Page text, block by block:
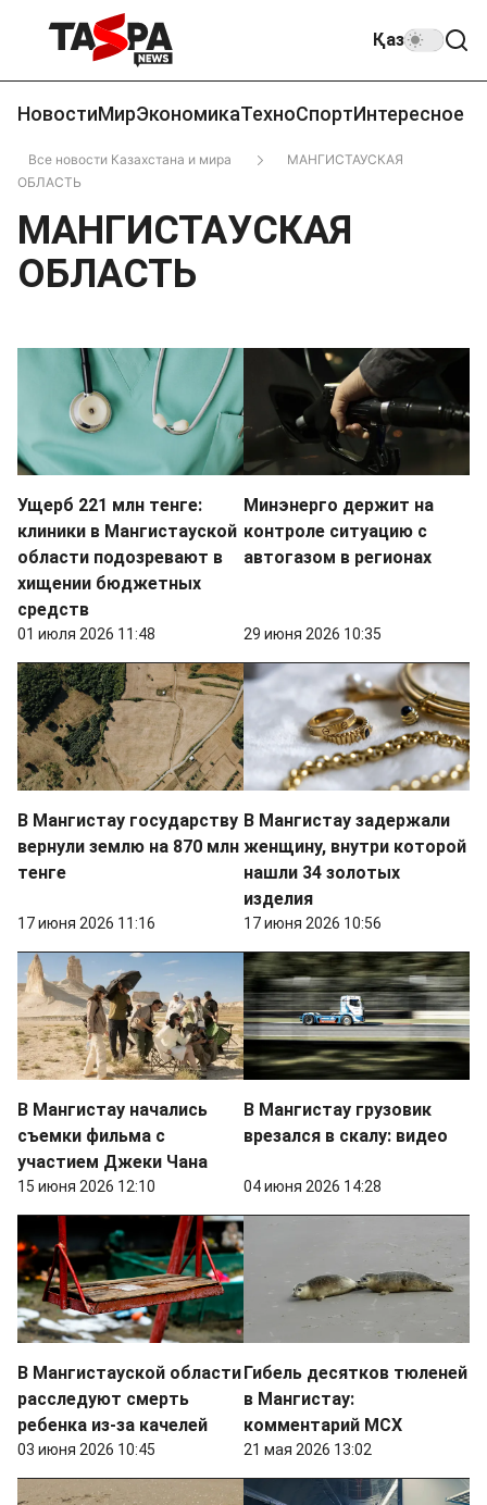
Қаз
НовостиМирЭкономикаТехноСпортИнтересное
Все новости Казахстана и мира
МАНГИСТАУСКАЯ
ОБЛАСТЬ
МАНГИСТАУСКАЯ
ОБЛАСТЬ
Ущерб 221 млн тенге:
клиники в Мангистауской
области подозревают в
хищении бюджетных
средств
01 июля 2026 11:48
Минэнерго держит на
контроле ситуацию с
автогазом в регионах
29 июня 2026 10:35
В Мангистау государству
вернули землю на 870 млн
тенге
17 июня 2026 11:16
В Мангистау задержали
женщину, внутри которой
нашли 34 золотых
изделия
17 июня 2026 10:56
В Мангистау начались
съемки фильма с
участием Джеки Чана
15 июня 2026 12:10
В Мангистау грузовик
врезался в скалу: видео
04 июня 2026 14:28
В Мангистауской области
расследуют смерть
ребенка из-за качелей
03 июня 2026 10:45
Гибель десятков тюленей
в Мангистау:
комментарий МСХ
21 мая 2026 13:02